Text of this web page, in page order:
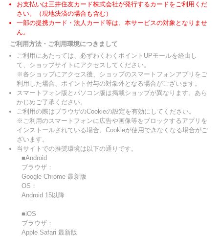
お支払いは三井住友カード株式会社が発行するカードをご利用くだ
さい。（現地決済の場合も含む）
一部の提携カード・法人カード等は、本サービスの対象となりませ
ん。
ご利用方法・ご利用環境につきまして
ご利用にあたっては、必ずわくわくポイントUPモールを経由し
て、ショップサイトにアクセスしてください。
※各ショップにアクセス後、ショップのスマートフォンアプリをご
利用した場合、ポイント付与の対象外となる場合がございます。
スマートフォン版とパソコン版は掲載ショップが異なります。あら
かじめご了承ください。
ご利用の際はブラウザのCookieの設定を有効にしてください。
※ご利用のスマートフォンに広告や画像等をブロックするアプリを
インストールされている場合、Cookieが使用できなくなる場合がご
ざいます。
当サイトでの推奨環境は以下の通りです。
■Android
ブラウザ：
Google Chrome 最新版
OS：
Android 15以降
■iOS
ブラウザ：
Apple Safari 最新版